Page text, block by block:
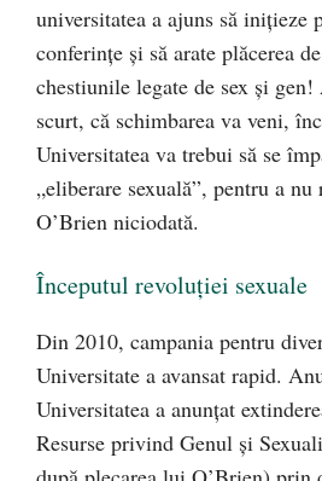
universitatea a ajuns să inițieze
conferințe și să arate plăcerea
chestiunile legate de sex și gen!
scurt, că schimbarea va veni,
Universitatea va trebui să se
„eliberare sexuală”, pentru a nu
O’Brien niciodată.
Începutul revoluţiei sexuale
Din 2010, campania pentru
Universitate a avansat rapid.
Universitatea a anunțat
Resurse privind Genul și